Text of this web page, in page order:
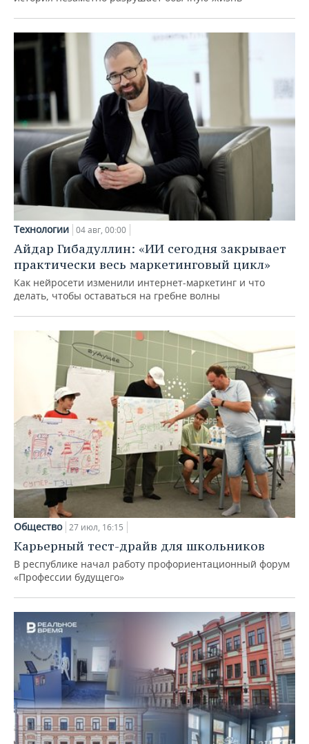
Технологии 04 авг, 00:00
Айдар Гибадуллин: «ИИ сегодня закрывает
практически весь маркетинговый цикл»
Как нейросети изменили интернет-маркетинг и что
делать, чтобы оставаться на гребне волны
Общество 27 июл, 16:15
Карьерный тест-драйв для школьников
В республике начал работу профориентационный форум
«Профессии будущего»